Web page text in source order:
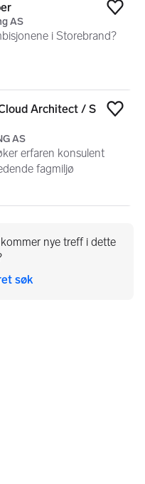
AS
i Storebrand?
Architect / S
AS
erfaren konsulent
fagmiljø
nye treff i dette
søk